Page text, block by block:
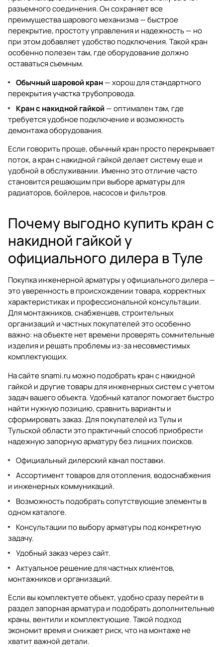
разъемного соединения. Он сохраняет все
преимущества шарового механизма — быстрое
перекрытие, простоту управления и надежность — но
при этом добавляет удобство подключения. Такой кран
особенно полезен там, где оборудование должно
оставаться съемным.
Обычный шаровой кран— хорош для стандартного
перекрытия участка трубопровода.
Кран с накидной гайкой — оптимален там, где
требуется удобное подключение и возможность
демонтажа оборудования.
Если говорить проще, обычный кран просто перекрывает
поток, а кран с накидной гайкой делает систему еще и
удобной в обслуживании. Именно это отличие часто
становится решающим при выборе арматуры для
радиаторов, бойлеров, насосов и фильтров.
Почему выгодно купить кран с
накидной гайкой у
официального дилера в Туле
Покупка инженерной арматуры у официального дилера —
это уверенность в происхождении товара, корректных
характеристиках и профессиональной консультации.
Для монтажников, снабженцев, строительных
организаций и частных покупателей это особенно
важно: на объекте нет времени проверять сомнительные
изделия и решать проблемы из-за несовместимых
комплектующих.
На сайтеsnami.ru можно подобрать кран с накидной
гайкой и другие товары для инженерных систем с учетом
задач вашего объекта. Удобный каталог помогает быстро
найти нужную позицию, сравнить варианты и
сформировать заказ. Для покупателей из Тулы и
Тульской области это практичный способ приобрести
надежную запорную арматуру без лишних поисков.
Официальный дилерский канал поставки.
Ассортимент товаров для отопления, водоснабжения
и инженерных коммуникаций.
Возможность подобрать сопутствующие элементы в
одном каталоге.
Консультации по выбору арматуры под конкретную
задачу.
Удобный заказ через сайт.
Актуальное решение для частных клиентов,
монтажников и организаций.
Если вы комплектуете объект, удобно сразу перейти в
разделзапорная арматураи подобрать дополнительные
краны, вентили и комплектующие. Такой подход
экономит время и снижает риск, что на монтаже не
хватит важной детали.